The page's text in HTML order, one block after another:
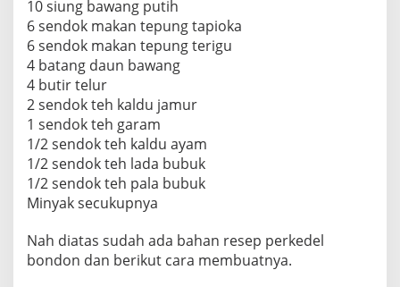
10 siung bawang putih
6 sendok makan tepung tapioka
6 sendok makan tepung terigu
4 batang daun bawang
4 butir telur
2 sendok teh kaldu jamur
1 sendok teh garam
1/2 sendok teh kaldu ayam
1/2 sendok teh lada bubuk
1/2 sendok teh pala bubuk
Minyak secukupnya
Nah diatas sudah ada bahan resep perkedel
bondon dan berikut cara membuatnya.